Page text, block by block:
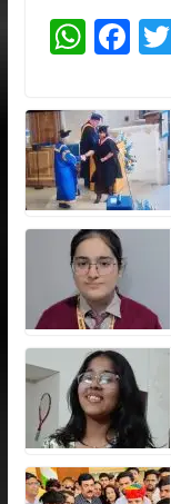
W
at
s
A
p
p
F
e
b
o
o